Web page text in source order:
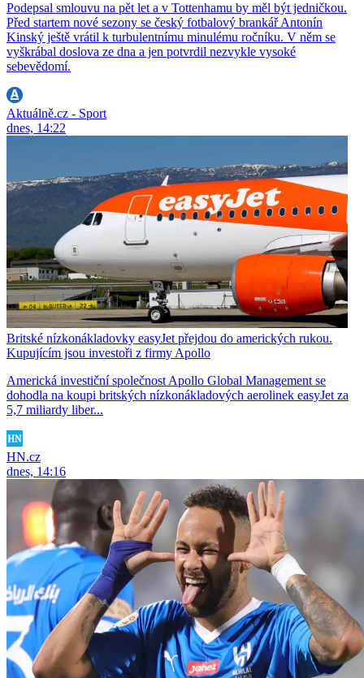
Podepsal smlouvu na pět let a v Tottenhamu by měl být jedničkou.
Před startem nové sezony se český fotbalový brankář Antonín
Kinský ještě vrátil k turbulentnímu minulému ročníku. V něm se
vyškrábal doslova ze dna a jen potvrdil nezvykle vysoké
sebevědomí.
Aktuálně.cz - Sport
dnes, 14:22
Britské nízkonákladovky easyJet přejdou do amerických rukou.
Kupujícím jsou investoři z firmy Apollo
Americká investiční společnost Apollo Global Management se
dohodla na koupi britských nízkonákladových aerolinek easyJet za
5,7 miliardy liber...
HN.cz
dnes, 14:16